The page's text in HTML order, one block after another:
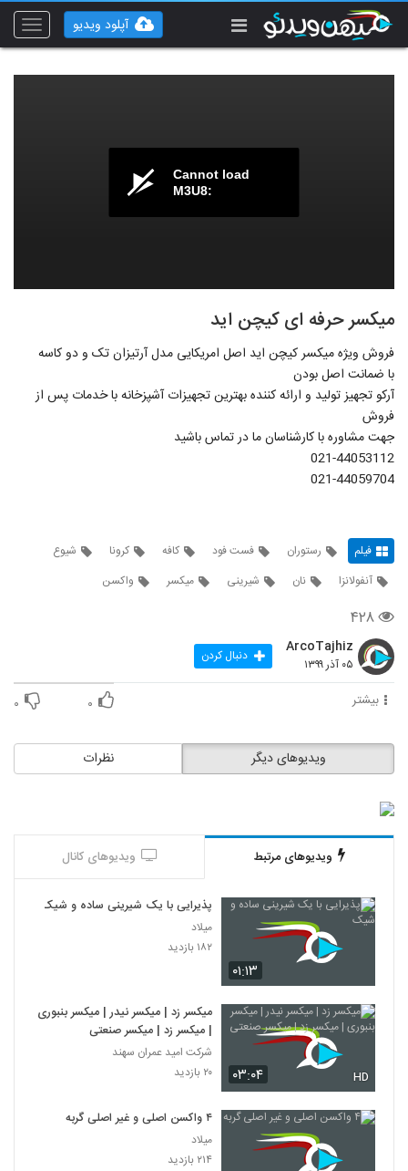
Toggle
آپلود ویدیو
Cannot load
M3U8:
میکسر حرفه ای کیچن اید
فروش ویژه میکسر کیچن اید اصل امریکایی مدل آرتیزان تک و دو کاسه
با ضمانت اصل بودن
آرکو تجهیز تولید و ارائه کننده بهترین تجهیزات آشپزخانه با خدمات پس از
فروش
جهت مشاوره با کارشناسان ما در تماس باشید
021-44053112
021-44059704
فیلم رستوران فست فود کافه کرونا
شیوع
آنفولانزا
نان شیرینی میکسر واکسن
۴۲۸
ArcoTajhiz
۰۵ آذر ۱۳۹۹ دنبال کردن
بیشتر ۰ ۰
نظرات ویدیوهای دیگر
ویدیوهای مرتبط ویدیوهای کانال
۰۱:۱۳
پذیرایی با یک شیرینی ساده و شیک
میلاد
۱۸۲ بازدید
۰۳:۰۴ HD
میکسر زد | میکسر نیدر | میکسر بنبوری
| میکسر زد | میکسر صنعتی
شرکت امید عمران سهند
۲۰ بازدید
۴ واکسن اصلی و غیر اصلی گربه
میلاد
۲۱۴ بازدید